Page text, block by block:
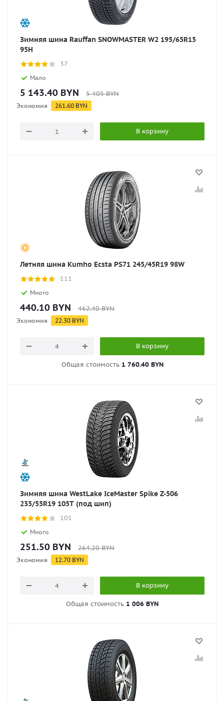
Зимняя шина Rauffan SNOWMASTER W2 195/65R15
95H
37
Мало
5 143.40 BYN 5 405BYN
Экономия 261.60 BYN
В корзину
Летняя шина Kumho Ecsta PS71 245/45R19 98W
111
Много
440.10 BYN 462.40BYN
Экономия 22.30 BYN
В корзину
Общая стоимость 1 760.40 BYN
Зимняя шина WestLake IceMaster Spike Z-506
235/55R19 105T (под шип)
101
Много
251.50 BYN 264.20BYN
Экономия 12.70 BYN
В корзину
Общая стоимость 1 006 BYN